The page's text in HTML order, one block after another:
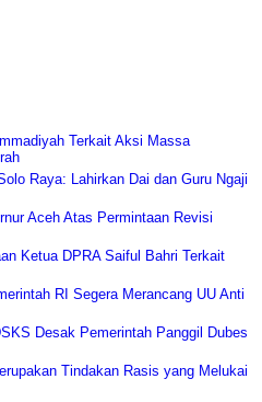
Terkait Aksi Massa
Raya: Lahirkan Dai dan Guru Ngaji
Aceh Atas Permintaan Revisi
Ketua DPRA Saiful Bahri Terkait
RI Segera Merancang UU Anti
Desak Pemerintah Panggil Dubes
Tindakan Rasis yang Melukai